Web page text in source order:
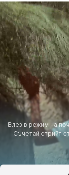
Влез в режим на
Съчетай стрийт
елементи,